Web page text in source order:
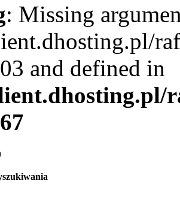
: Missing
and defined in